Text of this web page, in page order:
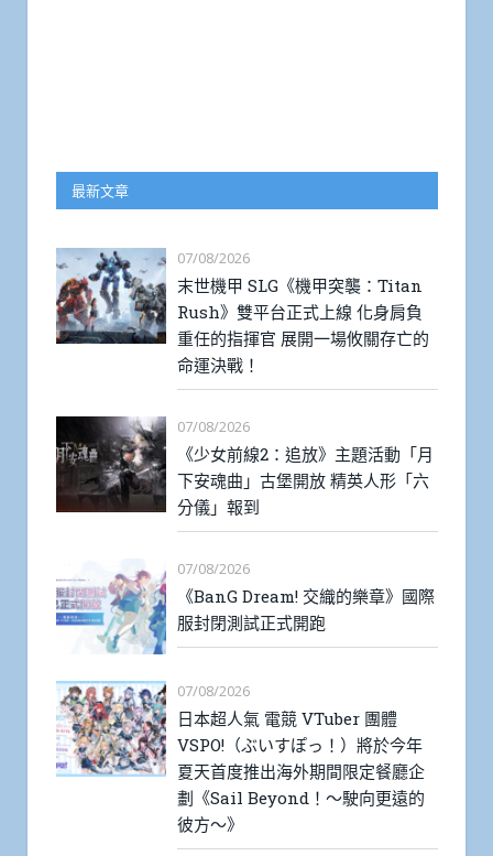
最新文章
07/08/2026
末世機甲 SLG《機甲突襲：Titan
Rush》雙平台正式上線 化身肩負
重任的指揮官 展開一場攸關存亡的
命運決戰！
07/08/2026
《少女前線2：追放》主題活動「月
下安魂曲」古堡開放 精英人形「六
分儀」報到
07/08/2026
《BanG Dream! 交織的樂章》國際
服封閉測試正式開跑
07/08/2026
日本超人氣 電競 VTuber 團體
VSPO!（ぶいすぽっ！）將於今年
夏天首度推出海外期間限定餐廳企
劃《Sail Beyond！～駛向更遠的
彼方～》